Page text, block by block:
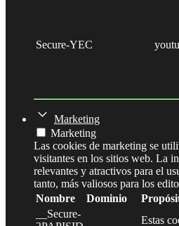
Secure-YEC
Marketing
Marketing
Las cookies de marketing se
visitantes en los sitios web. La
relevantes y atractivos para el
tanto, más valiosos para los
Nombre
Dominio
__Secure-
Estas